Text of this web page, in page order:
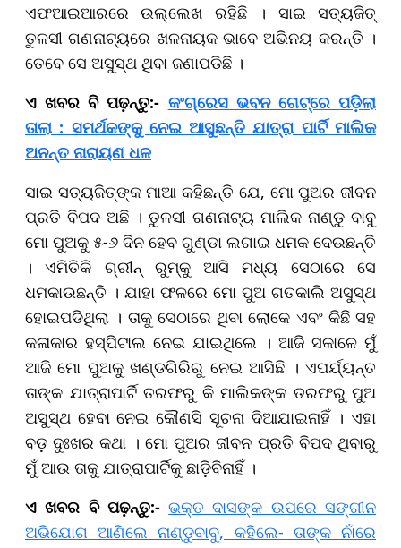
ଏଫଆଇଆରରେ ଉଲ୍ଲେଖ ରହିଛି । ସାଇ ସତ୍ୟଜିତ୍
ତୁଳସୀ ଗଣନାଟ୍ୟରେ ଖଳନାୟକ ଭାବେ ଅଭିନୟ କରନ୍ତି ।​​​​​​​
ତେବେ ସେ ଅସୁସ୍ଥ ଥିବା ଜଣାପଡିଛି ।
ଏ ଖବର ବି ପଢ଼ନ୍ତୁ:- କଂଗ୍ରେସ ଭବନ ଗେଟ୍‌ରେ ପଡ଼ିଲା
ତାଲା : ସମର୍ଥକଙ୍କୁ ନେଇ ଆସୁଛନ୍ତି ଯାତ୍ରା ପାର୍ଟି ମାଲିକ
ଅନନ୍ତ ନାରାୟଣ ଧଳ
ସାଇ ସତ୍ୟଜିତ୍‌ଙ୍କ ମାଆ କହିଛନ୍ତି ଯେ, ମୋ ପୁଅର ଜୀବନ
ପ୍ରତି ବିପଦ ଅଛି । ତୁଳସୀ ଗଣନାଟ୍ୟ ମାଲିକ ନାଣ୍ଡୁ ବାବୁ
ମୋ ପୁଅକୁ ୫-୬ ଦିନ ହେବ ଗୁଣ୍ଡା ଲଗାଇ ଧମକ ଦେଉଛନ୍ତି
। ଏମିତିକି ଗ୍ରୀନ୍ ରୁମ୍‌କୁ ଆସି ମଧ୍ୟ ସେଠାରେ ସେ
ଧମକାଉଛନ୍ତି । ଯାହା ଫଳରେ ମୋ ପୁଅ ଗତକାଲି ଅସୁସ୍ଥ
ହୋଇପଡିଥିଲା । ତାକୁ ସେଠାରେ ଥିବା ଲୋକେ ଏବଂ କିଛି ସହ
କଳାକାର ହସ୍ପିଟାଲ ନେଇ ଯାଇଥିଲେ । ଆଜି ସକାଳେ ମୁଁ
ଆଜି ମୋ ପୁଅକୁ ଖଣ୍ଡଗିରିରୁ ନେଇ ଆସିଛି । ଏପର୍ଯ୍ୟନ୍ତ
ତାଙ୍କ ଯାତ୍ରାପାର୍ଟି ତରଫରୁ କି ମାଲିକଙ୍କ ତରଫରୁ ପୁଅ
ଅସୁସ୍ଥ ହେବା ନେଇ କୌଣସି ସୂଚନା ଦିଆଯାଇନାହିଁ । ଏହା
ବଡ଼ ଦୁଃଖର କଥା । ମୋ ପୁଅର ଜୀବନ ପ୍ରତି ବିପଦ ଥିବାରୁ
ମୁଁ ଆଉ ତାକୁ ଯାତ୍ରାପାର୍ଟିକୁ ଛାଡ଼ିବିନାହିଁ ।
ଏ ଖବର ବି ପଢ଼ନ୍ତୁ:-ଭକ୍ତ ଦାସଙ୍କ ଉପରେ ସଙ୍ଗୀନ
ଅଭିଯୋଗ ଆଣିଲେ ନାଣ୍ଡୁବାବୁ, କହିଲେ- ତାଙ୍କ ନାଁରେ